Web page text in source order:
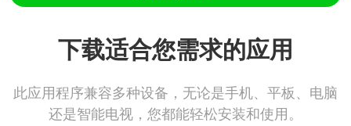
下载适合您需求的应用
此应用程序兼容多种设备，无论是手机、平板、电脑
还是智能电视，您都能轻松安装和使用。